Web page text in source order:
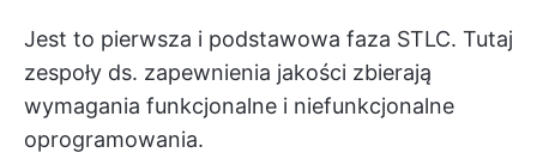
Jest to pierwsza i podstawowa faza STLC. Tutaj
zespoły ds. zapewnienia jakości zbierają
wymagania funkcjonalne i niefunkcjonalne
oprogramowania.